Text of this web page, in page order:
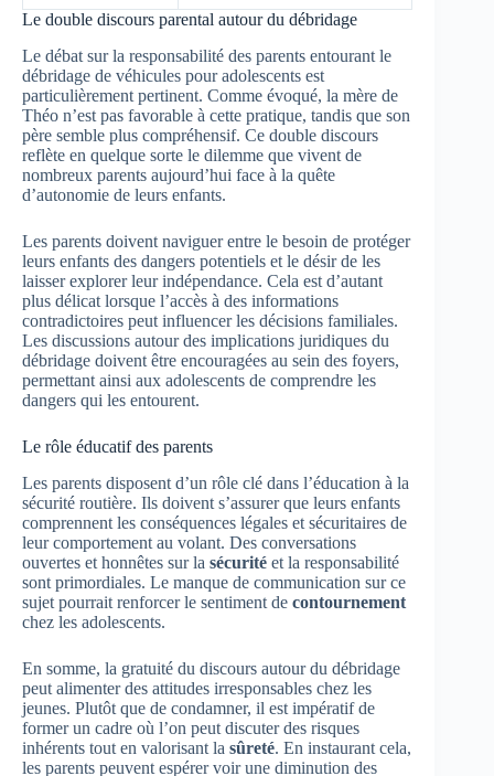
Le double discours parental autour du débridage
Le débat sur la responsabilité des parents entourant le
débridage de véhicules pour adolescents est
particulièrement pertinent. Comme évoqué, la mère de
Théo n’est pas favorable à cette pratique, tandis que son
père semble plus compréhensif. Ce double discours
reflète en quelque sorte le dilemme que vivent de
nombreux parents aujourd’hui face à la quête
d’autonomie de leurs enfants.
Les parents doivent naviguer entre le besoin de protéger
leurs enfants des dangers potentiels et le désir de les
laisser explorer leur indépendance. Cela est d’autant
plus délicat lorsque l’accès à des informations
contradictoires peut influencer les décisions familiales.
Les discussions autour des implications juridiques du
débridage doivent être encouragées au sein des foyers,
permettant ainsi aux adolescents de comprendre les
dangers qui les entourent.
Le rôle éducatif des parents
Les parents disposent d’un rôle clé dans l’éducation à la
sécurité routière. Ils doivent s’assurer que leurs enfants
comprennent les conséquences légales et sécuritaires de
leur comportement au volant. Des conversations
ouvertes et honnêtes sur la sécurité et la responsabilité
sont primordiales. Le manque de communication sur ce
sujet pourrait renforcer le sentiment de contournement
chez les adolescents.
En somme, la gratuité du discours autour du débridage
peut alimenter des attitudes irresponsables chez les
jeunes. Plutôt que de condamner, il est impératif de
former un cadre où l’on peut discuter des risques
inhérents tout en valorisant la sûreté. En instaurant cela,
les parents peuvent espérer voir une diminution des